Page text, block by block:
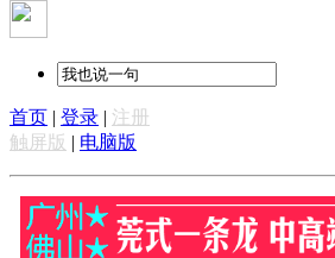
首页 | 登录 | 注册
触屏版 | 电脑版